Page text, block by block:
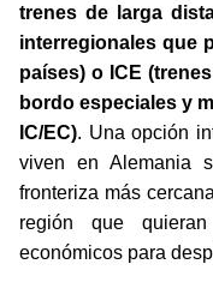
trenes de larga
interregionales que
países) o ICE
bordo especiales y
IC/EC). Una opción
viven en Alemania
fronteriza más
región que
económicos para